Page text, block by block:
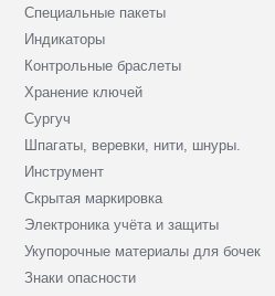
Специальные пакеты
Индикаторы
Контрольные браслеты
Хранение ключей
Сургуч
Шпагаты, веревки, нити, шнуры.
Инструмент
Скрытая маркировка
Электроника учёта и защиты
Укупорочные материалы для бочек
Знаки опасности